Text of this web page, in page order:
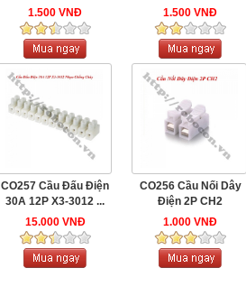
156 ...
1.500 VNĐ
156 ...
1.500 VNĐ
CO257 Cầu Đấu Điện
30A 12P X3-3012 ...
15.000 VNĐ
CO256 Cầu Nối Dây
Điện 2P CH2
1.000 VNĐ